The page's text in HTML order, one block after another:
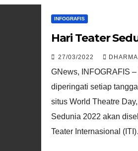
INFOGRAFIS
Hari Teater
27/03/2022
GNews, INFOGRAFIS
diperingati setiap
situs World Theatre
Sedunia 2022 akan
Teater Internasional